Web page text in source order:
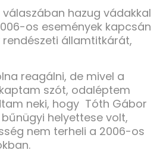
hazug vádakkal
os események kapcsán
rendészeti államtitkárát,
reagálni, de mivel a
szót, odaléptem
neki, hogy Tóth Gábor
bűnügyi helyettese volt,
nem terheli a 2006-os